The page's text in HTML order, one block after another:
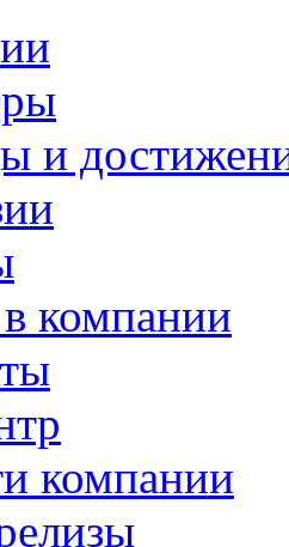
и
компании
компании